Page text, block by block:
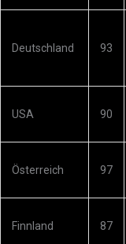
Deutschland 93
USA 90
Österreich 97
Finnland 87